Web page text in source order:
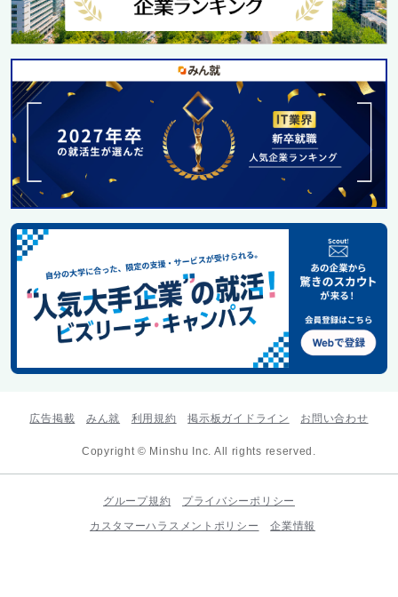
広告掲載 みん就 利用規約 掲示板ガイドライン お問い合わせ
Copyright © Minshu Inc. All rights reserved.
グループ規約
プライバシーポリシー
カスタマーハラスメントポリシー
企業情報